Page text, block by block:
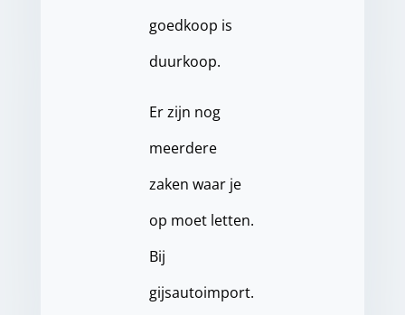
goedkoop is
duurkoop.
Er zijn nog
meerdere
zaken waar je
op moet letten.
Bij
gijsautoimport.